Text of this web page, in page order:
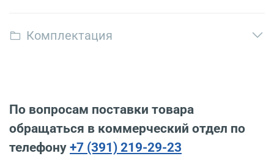
Комплектация
По вопросам поставки товара
обращаться в коммерческий отдел по
телефону +7 (391) 219-29-23